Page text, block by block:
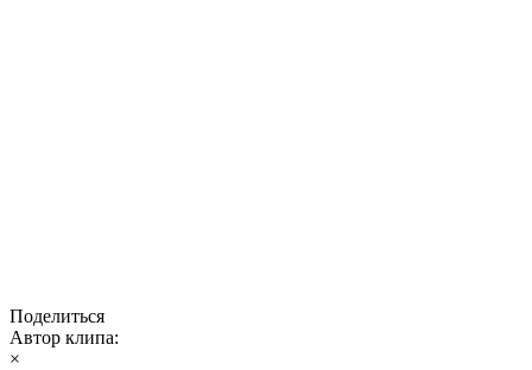
Поделиться
Автор клипа:
×